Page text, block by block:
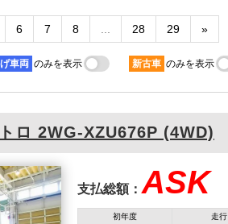
6 7 8 28 29 »
車両 のみを表示 新古車 のみを表示
ロ 2WG-XZU676P (4WD)
支払総額： ASK
初年度 走行